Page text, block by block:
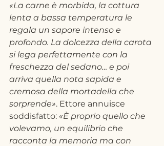
«La carne è morbida, la cottura
lenta a bassa temperatura le
regala un sapore intenso e
profondo. La dolcezza della carota
si lega perfettamente con la
freschezza del sedano… e poi
arriva quella nota sapida e
cremosa della mortadella che
sorprende». Ettore annuisce
soddisfatto: «È proprio quello che
volevamo, un equilibrio che
racconta la memoria ma con